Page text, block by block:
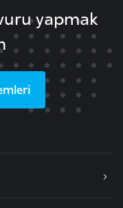
yapmak